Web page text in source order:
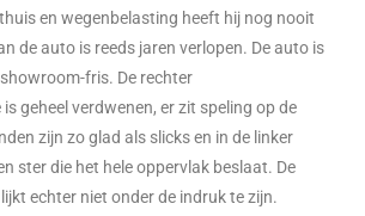
en wegenbelasting heeft hij nog nooit
de auto is reeds jaren verlopen. De auto is
fris. De rechter
geheel verdwenen, er zit speling op de
zijn zo glad als slicks en in de linker
ster die het hele oppervlak beslaat. De
echter niet onder de indruk te zijn.